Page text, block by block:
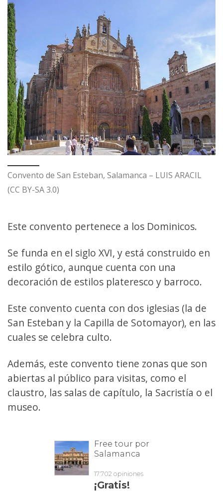
Convento de San Esteban, Salamanca – LUIS ARACIL
(CC BY-SA 3.0)
Este convento pertenece a los Dominicos.
Se funda en el siglo XVI, y está construido en
estilo gótico, aunque cuenta con una
decoración de estilos plateresco y barroco.
Este convento cuenta con dos iglesias (la de
San Esteban y la Capilla de Sotomayor), en las
cuales se celebra culto.
Además, este convento tiene zonas que son
abiertas al público para visitas, como el
claustro, las salas de capítulo, la Sacristía o el
museo.